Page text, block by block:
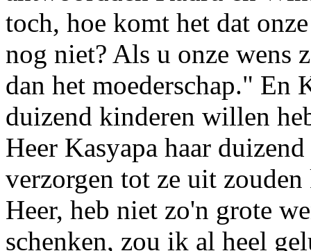
toch, hoe komt het dat
nog niet? Als u onze wens
dan het moederschap." En
duizend kinderen willen
Heer Kasyapa haar
verzorgen tot ze uit
Heer, heb niet zo'n grote
schenken, zou ik al heel